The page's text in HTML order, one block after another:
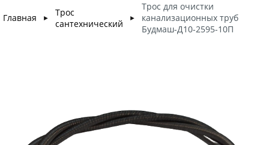
Главная ►
Трос
сантехнический
►
Трос для очистки
канализационных труб
Будмаш-Д10-2595-10П